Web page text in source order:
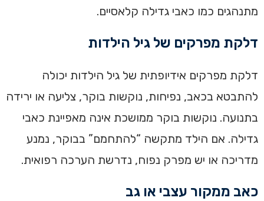
מתנהגים כמו כאבי גדילה קלאסיים.
דלקת מפרקים של גיל הילדות
דלקת מפרקים אידיופתית של גיל הילדות יכולה
להתבטא בכאב, נפיחות, נוקשות בוקר, צליעה או ירידה
בתנועה. נוקשות בוקר ממושכת אינה מאפיינת כאבי
גדילה. אם הילד מתקשה “להתחמם” בבוקר, נמנע
מדריכה או יש מפרק נפוח, נדרשת הערכה רפואית.
כאב ממקור עצבי או גב